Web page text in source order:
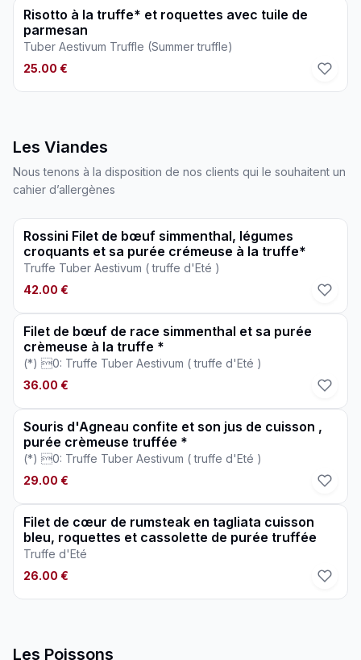
Risotto à la truffe* et roquettes avec tuile de
parmesan
Tuber Aestivum Truffle (Summer truffle)
25.00 €
Les Viandes
Nous tenons à la disposition de nos clients qui le souhaitent un
cahier d’allergènes
Rossini Filet de bœuf simmenthal, légumes
croquants et sa purée crémeuse à la truffe*
Truffe Tuber Aestivum ( truffe d'Eté )
42.00 €
Filet de bœuf de race simmenthal et sa purée
crèmeuse à la truffe *
(*) 0: Truffe Tuber Aestivum ( truffe d'Eté )
36.00 €
Souris d'Agneau confite et son jus de cuisson ,
purée crèmeuse truffée *
(*) 0: Truffe Tuber Aestivum ( truffe d'Eté )
29.00 €
Filet de cœur de rumsteak en tagliata cuisson
bleu, roquettes et cassolette de purée truffée
Truffe d'Eté
26.00 €
Les Poissons